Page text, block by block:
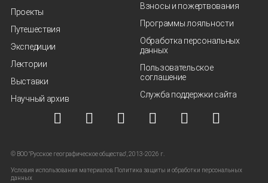
Проекты
Путешествия
Экспедиции
Лектории
Выставки
Научный архив
Взносы и пожертвования
Программы лояльности
Обработка персональных
данных
Пользовательское
соглашение
Служба поддержки сайта
© ВОО "Русское географическое общество", 2013-2026 г.
Условия использования материалов Политика защиты и обработки персональных
данных